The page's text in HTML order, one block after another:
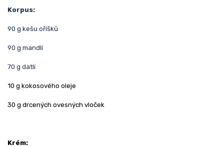
Korpus:
90 g kešu oříšků
90 g mandlí
70 g datlí
10 g kokosového oleje
30 g drcených ovesných vloček
Krém: